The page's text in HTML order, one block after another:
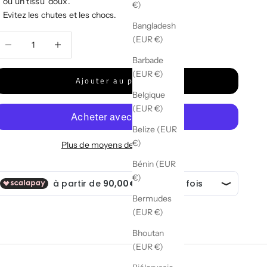
€)
Bangladesh
(EUR €)
Barbade
(EUR €)
Belgique
(EUR €)
Belize (EUR
€)
Bénin (EUR
€)
Bermudes
(EUR €)
Bhoutan
(EUR €)
Evitez les chutes et les chocs.
Ajouter au panier
Plus de moyens de paiement